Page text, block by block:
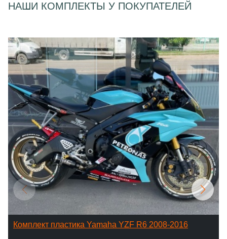
НАШИ КОМПЛЕКТЫ У ПОКУПАТЕЛЕЙ
Комплект пластика Yamaha YZF R6 2008-2016